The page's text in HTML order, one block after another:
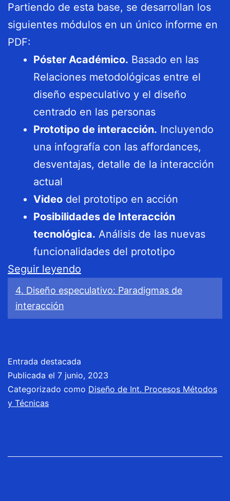
Partiendo de esta base, se desarrollan los
siguientes módulos en un único informe en
PDF:
Póster Académico. Basado en las
Relaciones metodológicas entre el
diseño especulativo y el diseño
centrado en las personas
Prototipo de interacción. Incluyendo
una infografía con las affordances,
desventajas, detalle de la interacción
actual
Video del prototipo en acción
Posibilidades de Interacción
tecnológica. Análisis de las nuevas
funcionalidades del prototipo
Seguir leyendo
/
especulativo
4. Diseño especulativo: Paradigmas de
interacción
Entrada destacada
Publicada el 7 junio, 2023
Categorizado como Diseño de Int. Procesos Métodos
y Técnicas